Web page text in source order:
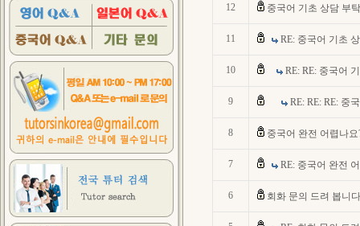
12 중국어 기초 상담 부
11 RE: 중국어 기초
10 RE: RE: 중국어
9 RE: RE: RE: 중
8 중국어 완전 어렵나요
7 RE: 중국어 완전
6 회화 문의 드려 봅니다